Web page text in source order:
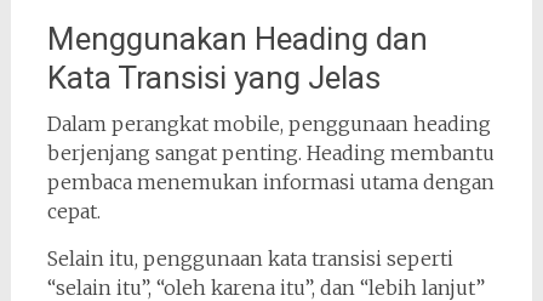
Menggunakan Heading dan
Kata Transisi yang Jelas
Dalam perangkat mobile, penggunaan heading
berjenjang sangat penting. Heading membantu
pembaca menemukan informasi utama dengan
cepat.
Selain itu, penggunaan kata transisi seperti
“selain itu”, “oleh karena itu”, dan “lebih lanjut”